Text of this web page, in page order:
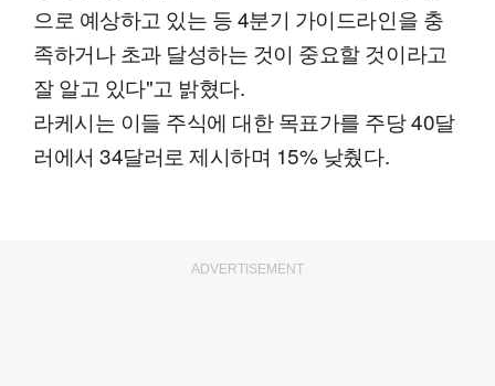
으로 예상하고 있는 등 4분기 가이드라인을 충
족하거나 초과 달성하는 것이 중요할 것이라고
잘 알고 있다"고 밝혔다.
라케시는 이들 주식에 대한 목표가를 주당 40달
러에서 34달러로 제시하며 15% 낮췄다.
ADVERTISEMENT